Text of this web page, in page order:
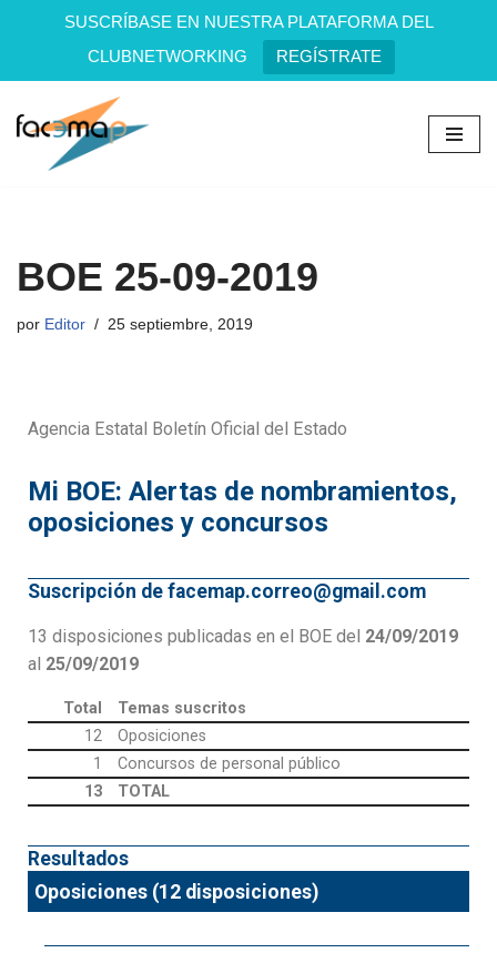
SUSCRÍBASE EN NUESTRA PLATAFORMA DEL
CLUBNETWORKING
REGÍSTRATE
Saltar
BOE 25-09-2019
por Editor 25 septiembre, 2019
Agencia Estatal Boletín Oficial del Estado
Mi BOE: Alertas de nombramientos,
oposiciones y concursos
Suscripción de facemap.correo@gmail.com
13 disposiciones publicadas en el BOE del 24/09/2019
al 25/09/2019
Total
Temas suscritos
12
Oposiciones
1
Concursos de personal público
13
TOTAL
Resultados
Oposiciones (12 disposiciones)